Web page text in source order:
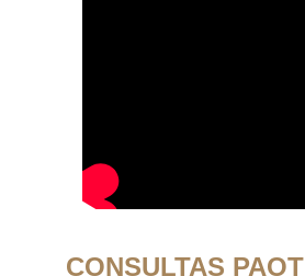
CONSULTAS PAOT